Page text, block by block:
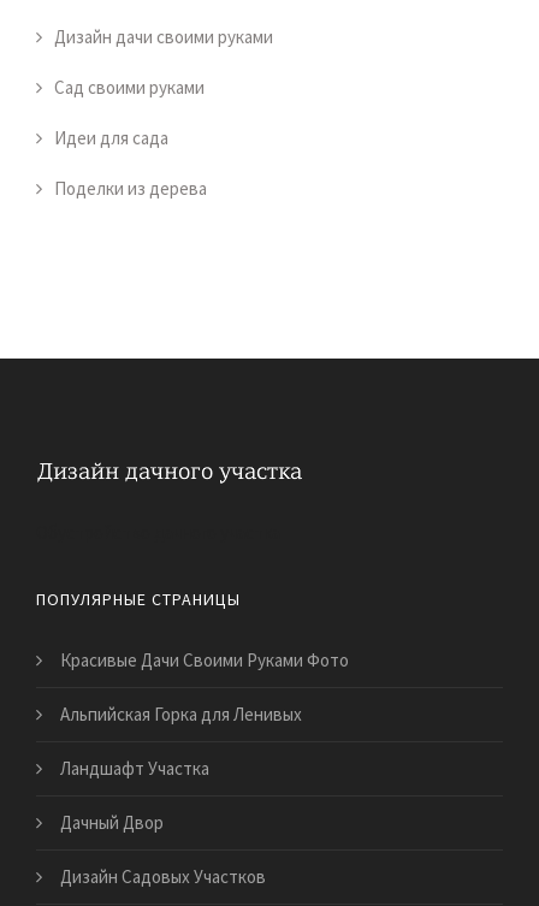
Дизайн дачи своими руками
Сад своими руками
Идеи для сада
Поделки из дерева
ПОПУЛЯРНЫЕ СТРАНИЦЫ
Красивые Дачи Своими Руками Фото
Альпийская Горка для Ленивых
Ландшафт Участка
Дачный Двор
Дизайн Садовых Участков